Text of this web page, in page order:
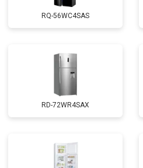
RQ-56WC4SAS
RD-72WR4SAX